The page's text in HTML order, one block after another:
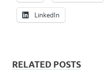
LinkedIn
RELATED POSTS